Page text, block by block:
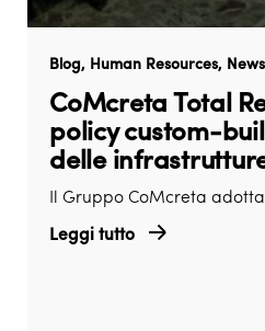
Blog Human Resources News
CoMcreta Total
policy custom-
delle
Il Gruppo CoMcreta
Leggi tutto